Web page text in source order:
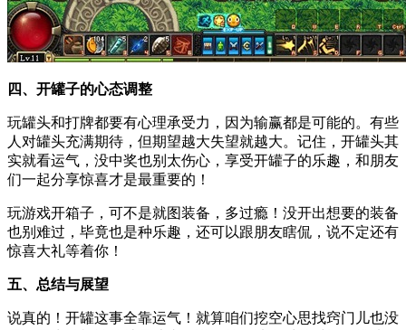
四、开罐子的心态调整
玩罐头和打牌都要有心理承受力，因为输赢都是可能的。有些
人对罐头充满期待，但期望越大失望就越大。记住，开罐头其
实就看运气，没中奖也别太伤心，享受开罐子的乐趣，和朋友
们一起分享惊喜才是最重要的！
玩游戏开箱子，可不是就图装备，多过瘾！没开出想要的装备
也别难过，毕竟也是种乐趣，还可以跟朋友瞎侃，说不定还有
惊喜大礼等着你！
五、总结与展望
说真的！开罐这事全靠运气！就算咱们挖空心思找窍门儿也没